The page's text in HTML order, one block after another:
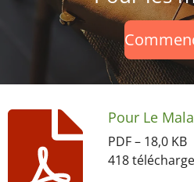
Pour Le
PDF – 18,0 KB
418